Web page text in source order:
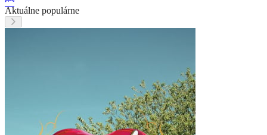
Aktuálne populárne